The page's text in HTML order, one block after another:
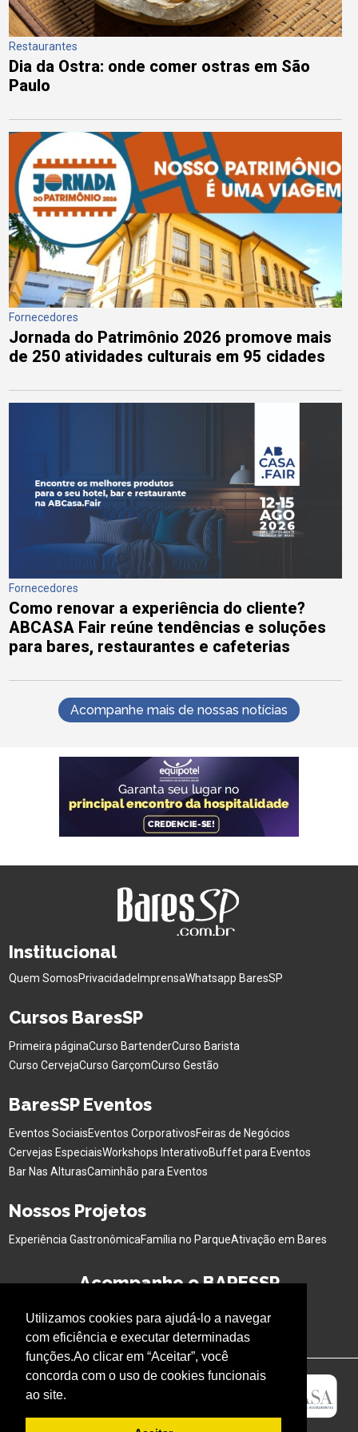
Utilizamos cookies para ajudá-lo a navegar
com eficiência e executar determinadas
funções.Ao clicar em “Aceitar”, você
concorda com o uso de cookies funcionais
ao site.
Restaurantes
Dia da Ostra: onde comer ostras em São
Paulo
Fornecedores
Jornada do Patrimônio 2026 promove mais
de 250 atividades culturais em 95 cidades
Fornecedores
Como renovar a experiência do cliente?
ABCASA Fair reúne tendências e soluções
para bares, restaurantes e cafeterias
Acompanhe mais de nossas notícias
Institucional
Quem SomosPrivacidade ImprensaWhatsapp BaresSP
Cursos BaresSP
Primeira páginaCurso BartenderCurso Barista
Curso CervejaCurso GarçomCurso Gestão
BaresSP Eventos
Eventos SociaisEventos CorporativosFeiras de Negócios
Cervejas EspeciaisWorkshops InterativoBuffet para Eventos
Bar Nas AlturasCaminhão para Eventos
Nossos Projetos
Experiência GastronômicaFamília no ParqueAtivação em Bares
Acompanhe o BARESSP